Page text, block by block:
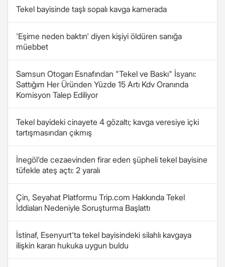
Tekel bayisinde taşlı sopalı kavga kamerada
'Eşime neden baktın' diyen kişiyi öldüren sanığa
müebbet
Samsun Otogarı Esnafından "Tekel ve Baskı" İsyanı:
Sattığım Her Üründen Yüzde 15 Artı Kdv Oranında
Komisyon Talep Ediliyor
Tekel bayideki cinayete 4 gözaltı; kavga veresiye içki
tartışmasından çıkmış
İnegöl'de cezaevinden firar eden şüpheli tekel bayisine
tüfekle ateş açtı: 2 yaralı
Çin, Seyahat Platformu Trip.com Hakkında Tekel
İddiaları Nedeniyle Soruşturma Başlattı
İstinaf, Esenyurt'ta tekel bayisindeki silahlı kavgaya
ilişkin kararı hukuka uygun buldu